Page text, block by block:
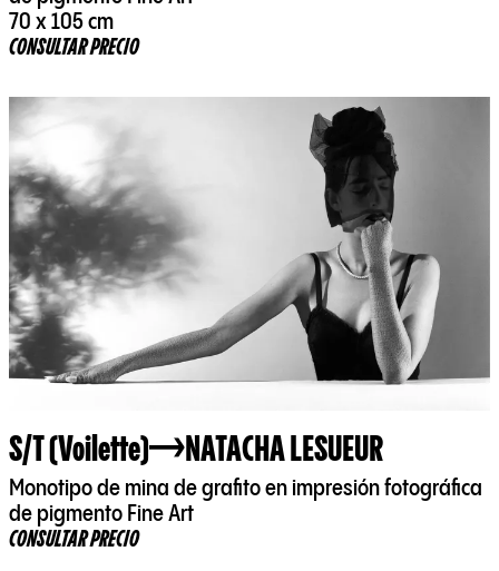
70 x 105 cm
CONSULTAR PRECIO
S/T (Voilette) NATACHA LESUEUR
Monotipo de mina de grafito en impresión fotográfica
de pigmento Fine Art
CONSULTAR PRECIO